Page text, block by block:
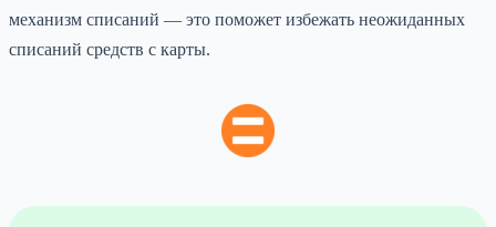
механизм списаний — это поможет избежать неожиданных
списаний средств с карты.